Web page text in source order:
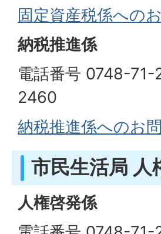
固定資産税係への
納税推進係
電話番号 0748-
2460
納税推進係へのお
市民生活局 人
人権啓発係